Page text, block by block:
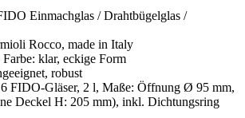
Einmachglas / Drahtbügelglas /
Rocco, made in Italy
klar, eckige Form
robust
FIDO-Gläser, 2 l, Maße: Öffnung Ø 95 mm,
Deckel H: 205 mm), inkl. Dichtungsring